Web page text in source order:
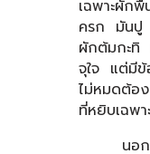
เฉพาะผัก
ครก มันปู
ผักต้มกะทิ
จุใจ แต่มี
ไม่หมดต้อ
ที่หยิบเฉพา
นอกจา